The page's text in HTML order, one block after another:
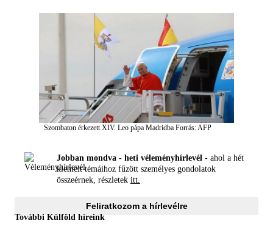
Szombaton érkezett XIV. Leo pápa Madridba Forrás: AFP
Jobban mondva - heti véleményhírlevél - ahol a hét
kiemelt témáihoz fűzött személyes gondolatok
összeérnek, részletek itt.
Feliratkozom a hírlevélre
További Külföld híreink